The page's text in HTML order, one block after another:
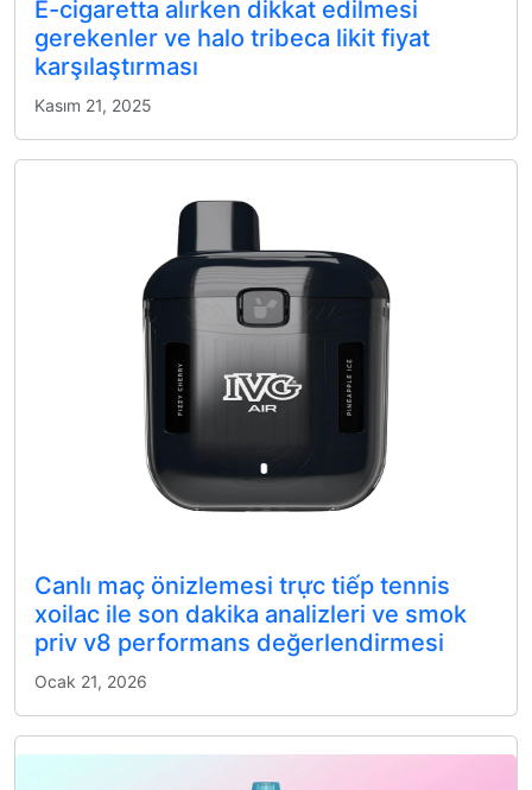
E-cigaretta alırken dikkat edilmesi
gerekenler ve halo tribeca likit fiyat
karşılaştırması
Kasım 21, 2025
Canlı maç önizlemesi trực tiếp tennis
xoilac ile son dakika analizleri ve smok
priv v8 performans değerlendirmesi
Ocak 21, 2026